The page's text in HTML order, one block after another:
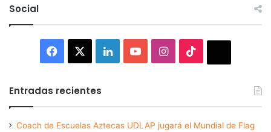
Social
Facebook LinkedInYouTubeInstagram
Entradas recientes
Coach de Escuelas Aztecas UDLAP jugará el Mundial de Flag